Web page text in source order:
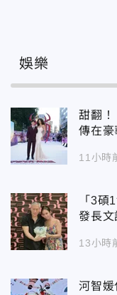
娛樂
甜翻
傳在豪
11小時
「3碩
發長文
13小時
河智